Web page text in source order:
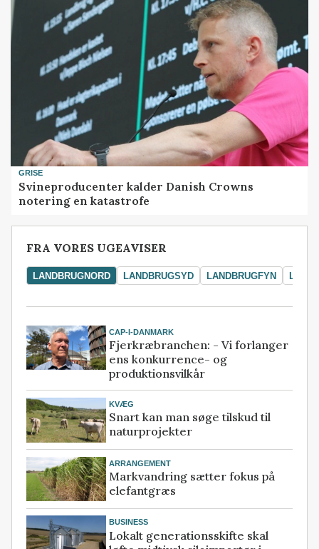
GRISE
Svineproducenter kalder Danish Crowns
notering en katastrofe
FRA VORES UGEAVISER
LANDBRUGNORD LANDBRUGSYD LANDBRUGFYN
CAP-I-DANMARK
Fjerkræbranchen: - Vi forlanger
ens konkurrence- og
produktionsvilkår
KVÆG
Snart kan man søge tilskud til
naturprojekter
ARRANGEMENT
Markvandring sætter fokus på
elefantgræs
BUSINESS
Lokalt generationsskifte skal